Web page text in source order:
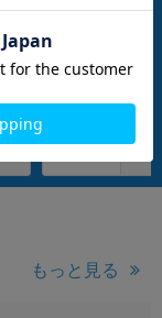
メーカー：Apple
もっと見る